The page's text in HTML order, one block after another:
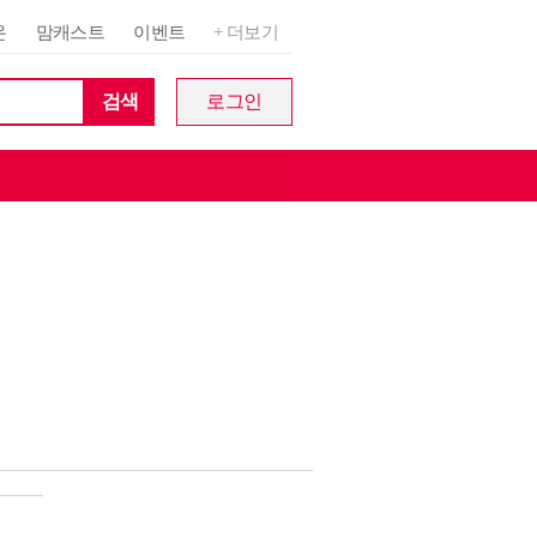
맘캐스트 이벤트 + 더보기
검색 로그인